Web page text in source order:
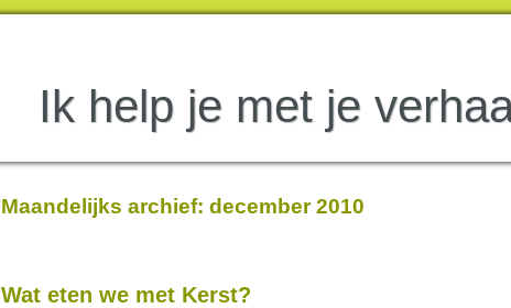
Ik help je met je
Maandelijks archief: december 2010
Wat eten we met Kerst?